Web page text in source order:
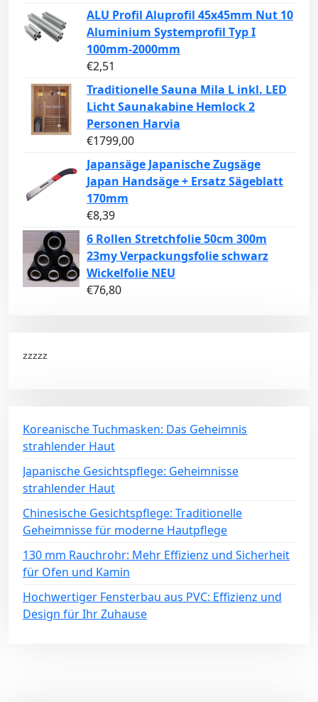
ALU Profil Aluprofil 45x45mm Nut 10
Aluminium Systemprofil Typ I
100mm-2000mm
€2,51
Traditionelle Sauna Mila L inkl. LED
Licht Saunakabine Hemlock 2
Personen Harvia
€1799,00
Japansäge Japanische Zugsäge
Japan Handsäge + Ersatz Sägeblatt
170mm
€8,39
6 Rollen Stretchfolie 50cm 300m
23my Verpackungsfolie schwarz
Wickelfolie NEU
€76,80
zzzzz
Koreanische Tuchmasken: Das Geheimnis
strahlender Haut
Japanische Gesichtspflege: Geheimnisse
strahlender Haut
Chinesische Gesichtspflege: Traditionelle
Geheimnisse für moderne Hautpflege
130 mm Rauchrohr: Mehr Effizienz und Sicherheit
für Ofen und Kamin
Hochwertiger Fensterbau aus PVC: Effizienz und
Design für Ihr Zuhause